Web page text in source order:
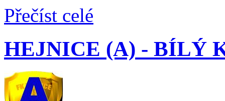
Přečíst celé
HEJNICE (A) - BÍLÝ